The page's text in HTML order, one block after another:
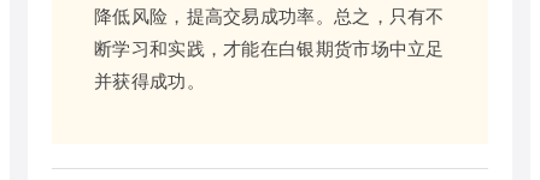
降低风险，提高交易成功率。总之，只有不
断学习和实践，才能在白银期货市场中立足
并获得成功。